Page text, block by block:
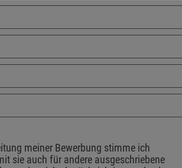
meiner Bewerbung stimme ich
sie auch für andere ausgeschriebene